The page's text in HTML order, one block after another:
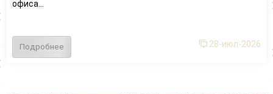
офиса...
Подробнее 28-июл-2026